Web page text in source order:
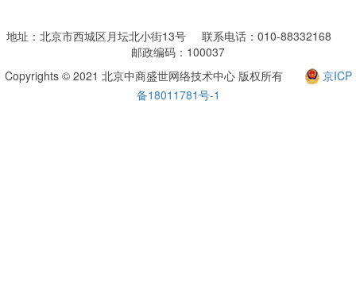
地址：北京市西城区月坛北小街13号 联系电话：010-88332168
邮政编码：100037
Copyrights © 2021 北京中商盛世网络技术中心 版权所有
京ICP
备18011781号-1